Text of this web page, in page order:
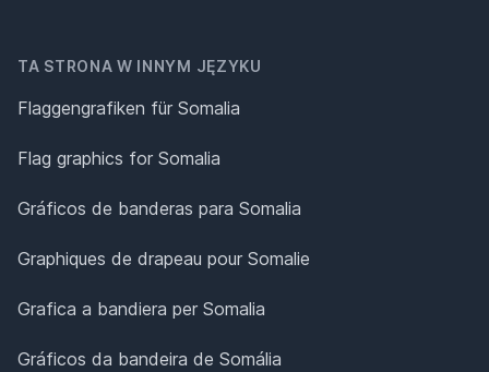
TA STRONA W INNYM JĘZYKU
Flaggengrafiken für Somalia
Flag graphics for Somalia
Gráficos de banderas para Somalia
Graphiques de drapeau pour Somalie
Grafica a bandiera per Somalia
Gráficos da bandeira de Somália